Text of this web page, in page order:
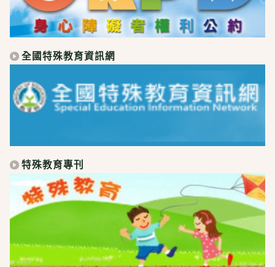
全國特殊教育資訊網
特殊教育專刊